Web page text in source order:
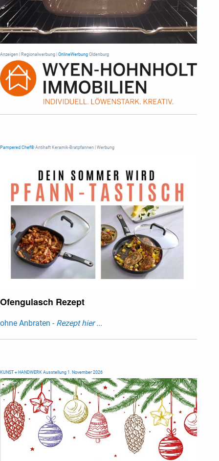
Anzeigen | Regionalwerbung | OnlineWerbung Oldenburg
Pampered Chef® Antihaft Keramik-Bratpfannen | Werbung
Ofengulasch Rezept
ohne Anbraten - Rezept hier ...
KUNST + HANDWERK Ausstellung 1. November 2026